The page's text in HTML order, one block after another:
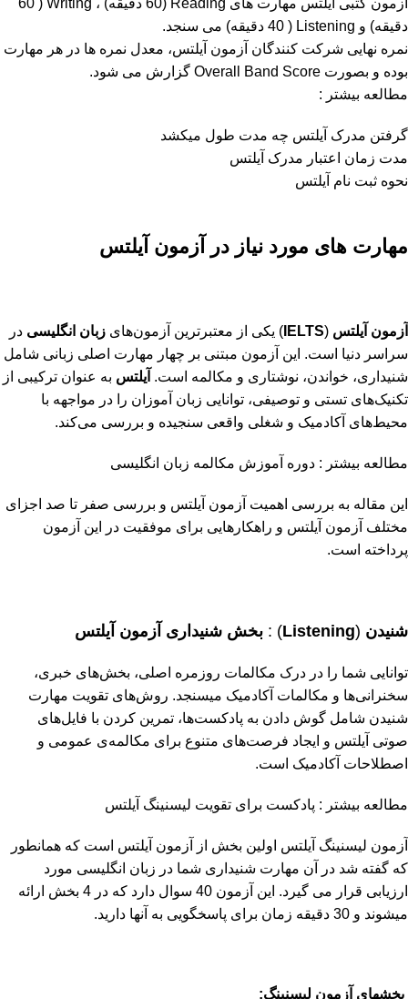
دقیقه) و Listening ( 40 دقیقه) می سنجد.
نمره نهایی شرکت کنندگان آزمون آیلتس، معدل نمره ها در هر مهارت
بوده و بصورت Overall Band Score گزارش می شود.
مطالعه بیشتر :
گرفتن مدرک آیلتس چه مدت طول میکشد
مدت زمان اعتبار مدرک آیلتس
نحوه ثبت نام آیلتس
مهارت های مورد نیاز در آزمون آیلتس
آزمون آیلتس (
IELTS ) یکی از معتبرترین آزمون‌های زبان انگلیسی در
سراسر دنیا است. این آزمون مبتنی بر چهار مهارت اصلی زبانی شامل
شنیداری، خواندن، نوشتاری و مکالمه است. آیلتس به عنوان ترکیبی از
تکنیک‌های تستی و توصیفی، توانایی زبان آموزان را در مواجهه با
محیط‌های آکادمیک و شغلی واقعی سنجیده و بررسی می‌کند.
مطالعه بیشتر : دوره آموزش مکالمه زبان انگلیسی
این مقاله به بررسی اهمیت آزمون آیلتس و بررسی صفر تا صد اجزای
مختلف آزمون آیلتس و راهکارهایی برای موفقیت در این آزمون
پرداخته است.
شنیدن (
Listening
) : بخش شنیداری آزمون آیلتس
توانایی شما را در درک مکالمات روزمره اصلی، بخش‌های خبری،
سخنرانی‌ها و مکالمات آکادمیک می­سنجد. روش‌های تقویت مهارت
شنیدن شامل گوش دادن به پادکست‌ها، تمرین کردن با فایل‌های
صوتی آیلتس و ایجاد فرصت‌های متنوع برای مکالمه‌ی عمومی و
اصطلاحات آکادمیک است.
مطالعه بیشتر : پادکست برای تقویت لیسنینگ آیلتس
آزمون لیسنینگ آیلتس اولین بخش از آزمون آیلتس است که همانطور
که گفته شد در آن مهارت شنیداری شما در زبان انگلیسی مورد
ارزیابی قرار می گیرد. این آزمون 40 سوال دارد که در 4 بخش ارائه
می­شوند و 30 دقیقه زمان برای پاسخگویی به آنها دارید.
بخش­های آزمون لیسنینگ: